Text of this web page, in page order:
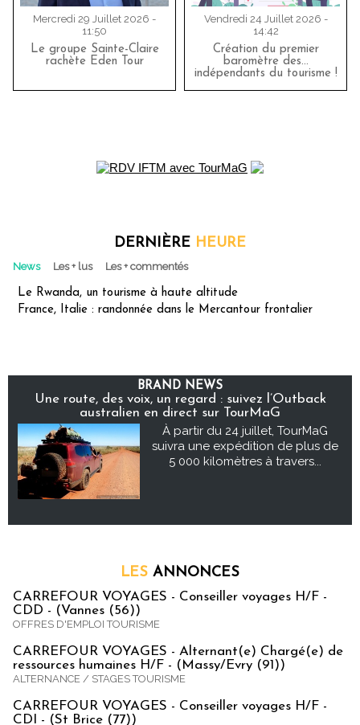
Mercredi 29 Juillet 2026 -
11:50
Le groupe Sainte-Claire
rachète Eden Tour
Vendredi 24 Juillet 2026 -
14:42
Création du premier
baromètre des…
indépendants du tourisme !
DERNIÈRE HEURE
News Les + lus Les + commentés
Le Rwanda, un tourisme à haute altitude
France, Italie : randonnée dans le Mercantour frontalier
BRAND NEWS
Une route, des voix, un regard : suivez l’Outback
australien en direct sur TourMaG
À partir du 24 juillet, TourMaG
suivra une expédition de plus de
5 000 kilomètres à travers...
LES ANNONCES
CARREFOUR VOYAGES - Conseiller voyages H/F -
CDD - (Vannes (56))
OFFRES D'EMPLOI TOURISME
CARREFOUR VOYAGES - Alternant(e) Chargé(e) de
ressources humaines H/F - (Massy/Evry (91))
ALTERNANCE / STAGES TOURISME
CARREFOUR VOYAGES - Conseiller voyages H/F -
CDI - (St Brice (77))